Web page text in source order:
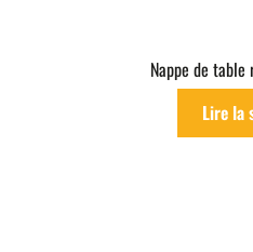
Nappe de
Lire la